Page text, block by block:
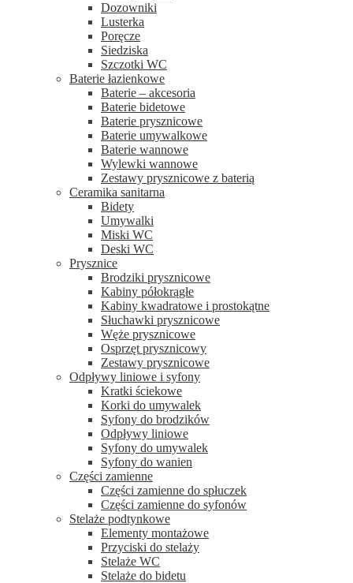
Dozowniki
Lusterka
Poręcze
Siedziska
Szczotki WC
Baterie łazienkowe
Baterie – akcesoria
Baterie bidetowe
Baterie prysznicowe
Baterie umywalkowe
Baterie wannowe
Wylewki wannowe
Zestawy prysznicowe z baterią
Ceramika sanitarna
Bidety
Umywalki
Miski WC
Deski WC
Prysznice
Brodziki prysznicowe
Kabiny półokrągłe
Kabiny kwadratowe i prostokątne
Słuchawki prysznicowe
Węże prysznicowe
Osprzęt prysznicowy
Zestawy prysznicowe
Odpływy liniowe i syfony
Kratki ściekowe
Korki do umywalek
Syfony do brodzików
Odpływy liniowe
Syfony do umywalek
Syfony do wanien
Części zamienne
Części zamienne do spłuczek
Części zamienne do syfonów
Stelaże podtynkowe
Elementy montażowe
Przyciski do stelaży
Stelaże WC
Stelaże do bidetu